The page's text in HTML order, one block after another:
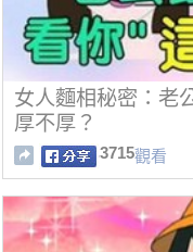
女人麵相秘密：老
厚不厚？
3715觀看